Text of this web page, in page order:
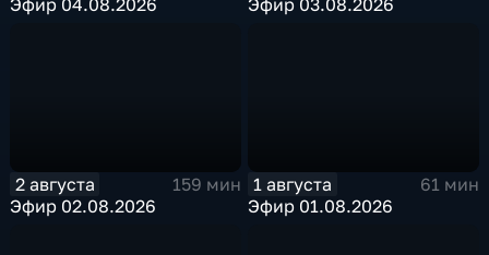
2 августа
159 мин
Эфир 02.08.2026
1 августа
61 мин
Эфир 01.08.2026